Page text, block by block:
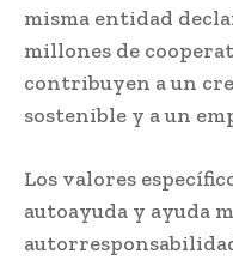
misma entidad
millones de
contribuyen a un
sostenible y a un
Los valores
autoayuda y ayuda